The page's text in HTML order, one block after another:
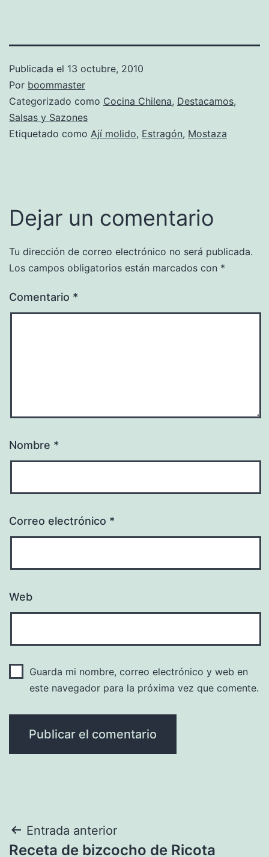
Publicada el 13 octubre, 2010
Por boommaster
Categorizado como Cocina Chilena, Destacamos,
Salsas y Sazones
Etiquetado como Ají molido, Estragón, Mostaza
Dejar un comentario
Tu dirección de correo electrónico no será publicada.
Los campos obligatorios están marcados con *
Comentario *
Nombre *
Correo electrónico *
Web
Guarda mi nombre, correo electrónico y web en
este navegador para la próxima vez que comente.
Navegación
Entrada anterior
Receta de bizcocho de Ricota